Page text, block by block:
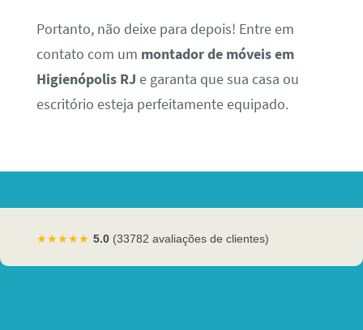
Portanto, não deixe para depois! Entre em
contato com um montador de móveis em
Higienópolis RJ e garanta que sua casa ou
escritório esteja perfeitamente equipado.
★★★★★ 5.0 (33782 avaliações de clientes)